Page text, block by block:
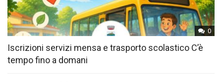
0
Iscrizioni servizi mensa e trasporto scolastico C’è
tempo fino a domani